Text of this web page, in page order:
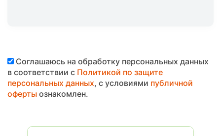
Соглашаюсь на обработку персональных данных
в соответствии с Политикой по защите
персональных данных, с условиями публичной
офертыознакомлен.